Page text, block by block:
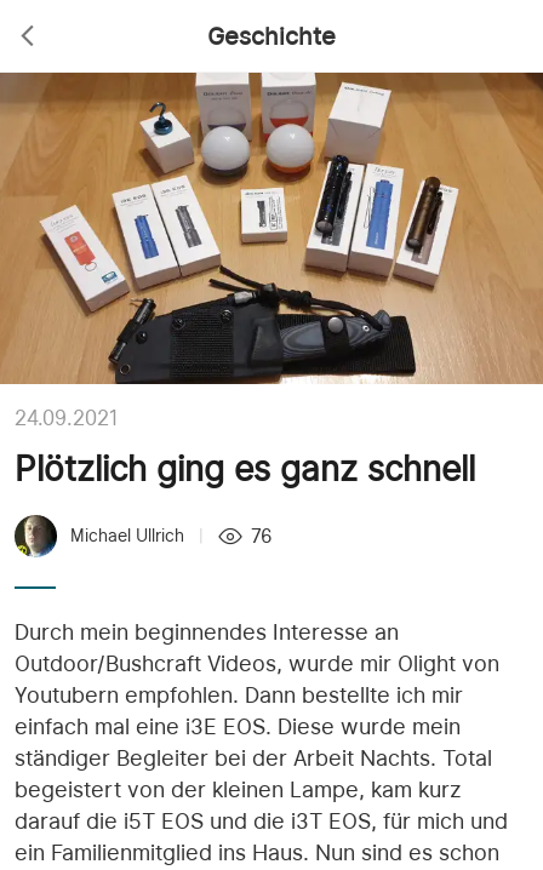
Geschichte
24.09.2021
Plötzlich ging es ganz schnell
Michael Ullrich 76
Durch mein beginnendes Interesse an
Outdoor/Bushcraft Videos, wurde mir Olight von
Youtubern empfohlen. Dann bestellte ich mir
einfach mal eine i3E EOS. Diese wurde mein
ständiger Begleiter bei der Arbeit Nachts. Total
begeistert von der kleinen Lampe, kam kurz
darauf die i5T EOS und die i3T EOS, für mich und
ein Familienmitglied ins Haus. Nun sind es schon